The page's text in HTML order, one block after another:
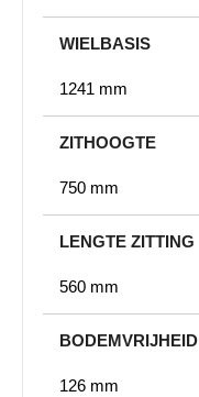
WIELBASIS
1241 mm
ZITHOOGTE
750 mm
LENGTE ZITTING
560 mm
BODEMVRIJHEID
126 mm